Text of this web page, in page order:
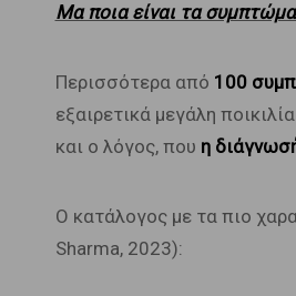
Μα ποια είναι τα
Περισσότερα από 100
εξαιρετικά μεγάλη
και ο λόγος, που η
Ο κατάλογος με τα πιο
Sharma, 2023):